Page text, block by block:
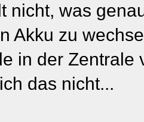
nicht, was
Akku zu
in der
das nicht...